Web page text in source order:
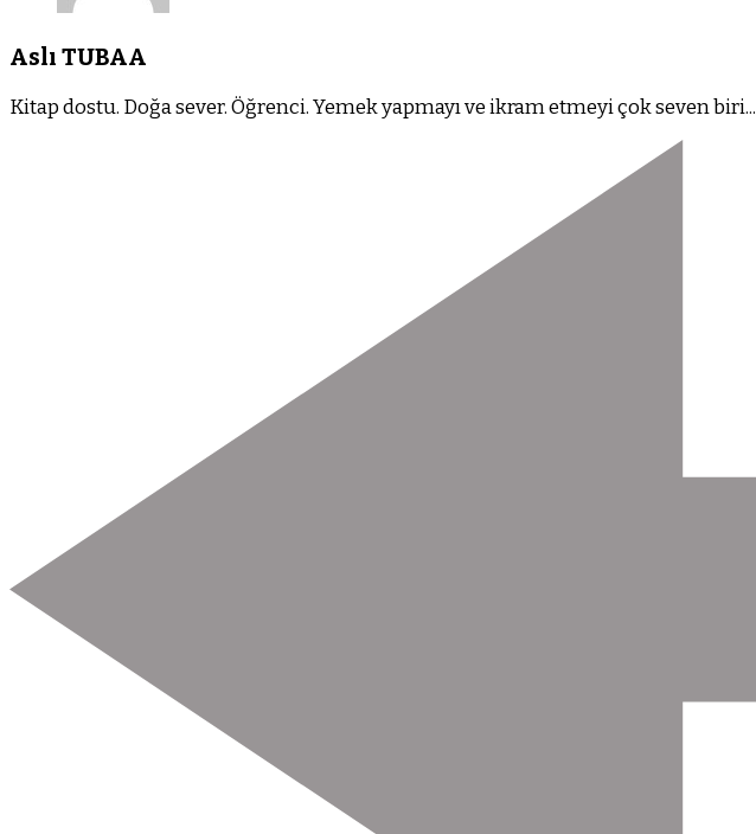
Aslı TUBAA
Kitap dostu. Doğa sever. Öğrenci. Yemek yapmayı ve ikram etmeyi çok seven biri...